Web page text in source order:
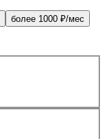
более 1000 ₽/мес